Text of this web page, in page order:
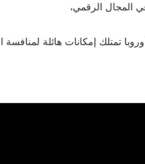
المجال الرقمي،
تمتلك إمكانات هائلة لمنافسة